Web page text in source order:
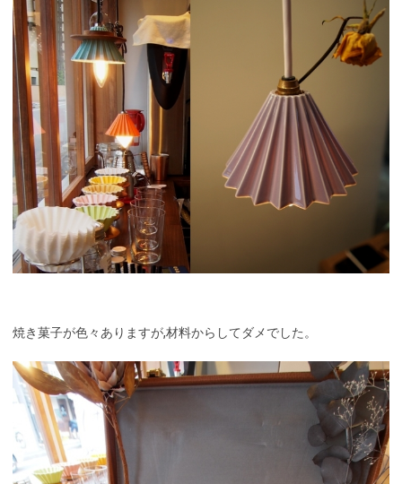
焼き菓子が色々ありますが,材料からしてダメでした。